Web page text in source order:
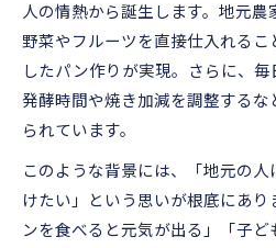
人の情熱から誕生します。地元農
野菜やフルーツを直接仕入れるこ
したパン作りが実現。さらに、
発酵時間や焼き加減を調整する
られています。
このような背景には、「地元の
けたい」という思いが根底にあ
ンを食べると元気が出る」「子ど